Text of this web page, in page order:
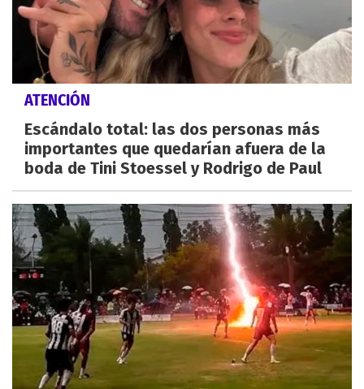
ATENCIÓN
Escándalo total: las dos personas más
importantes que quedarían afuera de la
boda de Tini Stoessel y Rodrigo de Paul